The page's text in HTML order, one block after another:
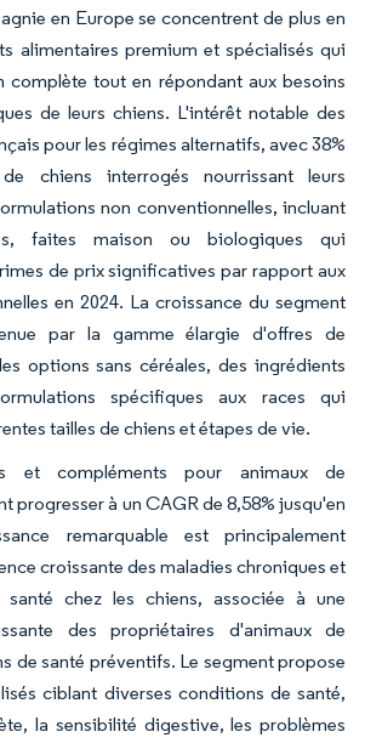
en Europe se concentrent de plus en
alimentaires premium et spécialisés qui
complète tout en répondant aux besoins
de leurs chiens. L'intérêt notable des
pour les régimes alternatifs, avec 38%
chiens interrogés nourrissant leurs
non conventionnelles, incluant
faites maison ou biologiques qui
de prix significatives par rapport aux
en 2024. La croissance du segment
par la gamme élargie d'offres de
options sans céréales, des ingrédients
spécifiques aux races qui
tailles de chiens et étapes de vie.
et compléments pour animaux de
progresser à un CAGR de 8,58% jusqu'en
remarquable est principalement
croissante des maladies chroniques et
chez les chiens, associée à une
des propriétaires d'animaux de
de santé préventifs. Le segment propose
ciblant diverses conditions de santé,
la sensibilité digestive, les problèmes